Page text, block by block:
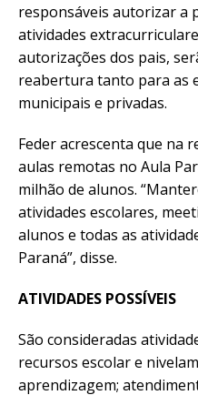
responsáveis autorizar a
atividades
autorizações dos pais,
reabertura tanto para as
municipais e privadas.
Feder acrescenta que na
aulas remotas no Aula
milhão de alunos.
atividades escolares,
alunos e todas as
Paraná”, disse.
ATIVIDADES POSSÍVEIS
São consideradas
recursos escolar e
aprendizagem;